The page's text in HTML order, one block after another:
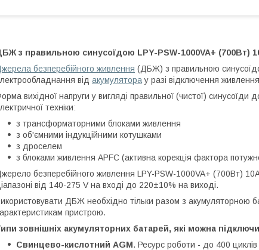
з правильною синусоїдою LPY-PSW-1000VA+ (700Вт)
безперебійного живлення (ДБЖ) з правильною
від акумуляторау разі відключення
вихідної напруги у вигляді правильної (чистої)
техніки:
з трансформаторними блоками живлення
з об'ємними індукційними котушками
з дроселем
з блоками живлення APFC (активна корекція фактора
безперебійного живлення LPY-PSW-1000VA+ (700Вт)
від 140-275 V на вході до 220±10% на виході.
ДБЖ необхідно тільки разом з акумуляторною
пристрою.
зовнішніх акумуляторних батарей, які можна
Свинцево-кислотний AGM. Ресурс роботи - до 400